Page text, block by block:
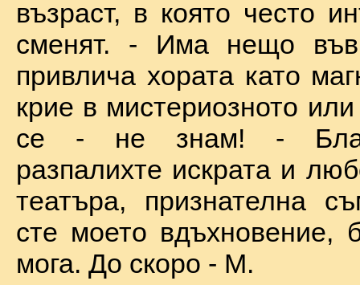
възраст, в която често
сменят. - Има нещо във
привлича хората като
крие в мистериозното
се - не знам! -
разпалихте искрата и
театъра, признателна
сте моето вдъхновение,
мога. До скоро - М.